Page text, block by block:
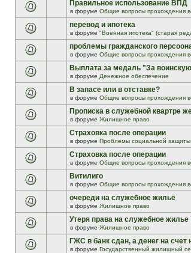
Правильное использование ВПД
в форуме Общие вопросы прохождения
перевод и ипотека
в форуме "Военная ипотека" (старая
проблемы гражданского
в форуме Общие вопросы прохождения
Выплата за медаль "За
в форуме Денежное обеспечение
В запасе или в отставке?
в форуме Общие вопросы прохождения
Прописка в служебной квартре
в форуме Жилищное право
Страховка после операции
в форуме Проблемы социальной защиты
Страховка после операции
в форуме Общие вопросы прохождения
Витилиго
в форуме Общие вопросы прохождения
очереди на служебное жильё
в форуме Жилищное право
Утеря права на служебное жилье
в форуме Жилищное право
ГЖС в банк сдан, а денег на
в форуме Государственный жилищный